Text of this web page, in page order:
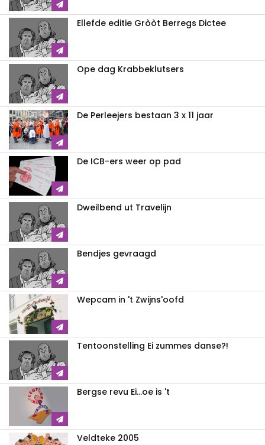
Ellefde editie Gròòt Berregs Dictee
Ope dag Krabbeklutsers
De Perleejers bestaan 3 x 11 jaar
De ICB-ers weer op pad
Dweilbend ut Travelijn
Bendjes gevraagd
Wepcam in 't Zwijns'oofd
Tentoonstelling Ei zummes danse?!
Bergse revu Ei...oe is 't
Veldteke 2005